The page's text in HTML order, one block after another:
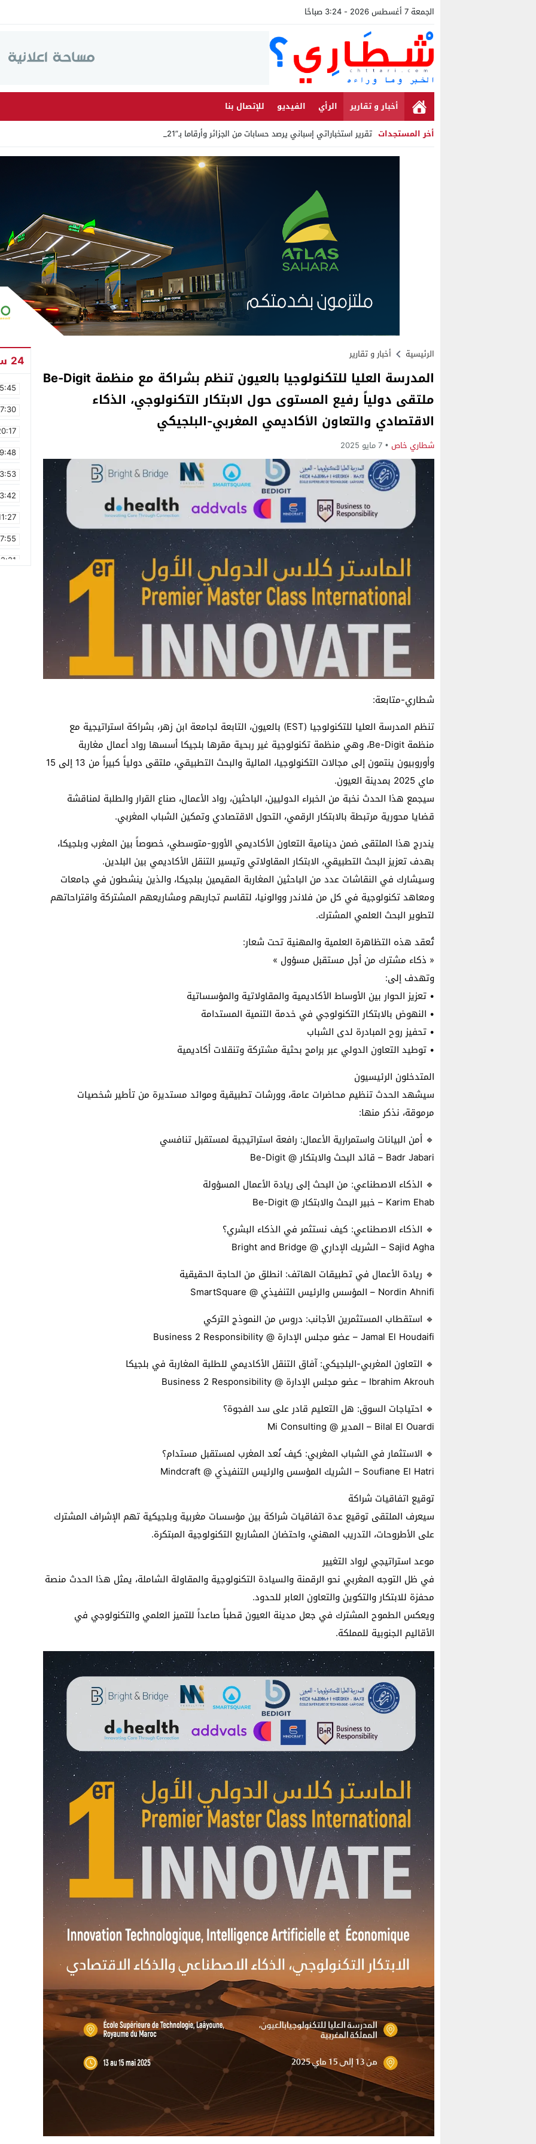
الجمعة 7 أغسطس 2026 - 3:24 صباحًا
أخبار و تقارير الرأي الفيديو
للإتصال بنا
أخر المستجدات تقرير استخباراتي إسباني يرصد حسابات من الجزائر وأرقاما بـ”213+” ضمن حملة رقم_
Stop
الرئيسية أخبار و تقارير
المدرسة العليا للتكنولوجيا بالعيون تنظم بشراكة مع منظمة Be-Digit
ملتقى دولياً رفيع المستوى حول الابتكار التكنولوجي، الذكاء
الاقتصادي والتعاون الأكاديمي المغربي-البلجيكي
شطاري خاص 7 مايو 2025
شطاري-متابعة:
تنظم المدرسة العليا للتكنولوجيا (EST) بالعيون، التابعة لجامعة ابن زهر، بشراكة استراتيجية مع
منظمة Be-Digit، وهي منظمة تكنولوجية غير ربحية مقرها بلجيكا أسسها رواد أعمال مغاربة
وأوروبيون ينتمون إلى مجالات التكنولوجيا، المالية والبحث التطبيقي، ملتقى دولياً كبيراً من 13 إلى 15
ماي 2025 بمدينة العيون.
سيجمع هذا الحدث نخبة من الخبراء الدوليين، الباحثين، رواد الأعمال، صناع القرار والطلبة لمناقشة
قضايا محورية مرتبطة بالابتكار الرقمي، التحول الاقتصادي وتمكين الشباب المغربي.
يندرج هذا الملتقى ضمن دينامية التعاون الأكاديمي الأورو-متوسطي، خصوصاً بين المغرب وبلجيكا،
بهدف تعزيز البحث التطبيقي، الابتكار المقاولاتي وتيسير التنقل الأكاديمي بين البلدين.
وسيشارك في النقاشات عدد من الباحثين المغاربة المقيمين ببلجيكا، والذين ينشطون في جامعات
ومعاهد تكنولوجية في كل من فلاندر ووالونيا، لتقاسم تجاربهم ومشاريعهم المشتركة واقتراحاتهم
لتطوير البحث العلمي المشترك.
تُعقد هذه التظاهرة العلمية والمهنية تحت شعار:
« ذكاء مشترك من أجل مستقبل مسؤول »
وتهدف إلى:
• تعزيز الحوار بين الأوساط الأكاديمية والمقاولاتية والمؤسساتية
• النهوض بالابتكار التكنولوجي في خدمة التنمية المستدامة
• تحفيز روح المبادرة لدى الشباب
• توطيد التعاون الدولي عبر برامج بحثية مشتركة وتنقلات أكاديمية
المتدخلون الرئيسيون
سيشهد الحدث تنظيم محاضرات عامة، وورشات تطبيقية وموائد مستديرة من تأطير شخصيات
مرموقة، نذكر منها:
🔹 أمن البيانات واستمرارية الأعمال: رافعة استراتيجية لمستقبل تنافسي
Badr Jabari – قائد البحث والابتكار @ Be-Digit
🔹 الذكاء الاصطناعي: من البحث إلى ريادة الأعمال المسؤولة
Karim Ehab – خبير البحث والابتكار @ Be-Digit
🔹 الذكاء الاصطناعي: كيف نستثمر في الذكاء البشري؟
Sajid Agha – الشريك الإداري @ Bright and Bridge
🔹 ريادة الأعمال في تطبيقات الهاتف: انطلق من الحاجة الحقيقية
Nordin Ahnifi – المؤسس والرئيس التنفيذي @ SmartSquare
🔹 استقطاب المستثمرين الأجانب: دروس من النموذج التركي
Jamal El Houdaifi – عضو مجلس الإدارة @ Business 2 Responsibility
🔹 التعاون المغربي-البلجيكي: آفاق التنقل الأكاديمي للطلبة المغاربة في بلجيكا
Ibrahim Akrouh – عضو مجلس الإدارة @ Business 2 Responsibility
🔹 احتياجات السوق: هل التعليم قادر على سد الفجوة؟
Bilal El Ouardi – المدير @ Mi Consulting
🔹 الاستثمار في الشباب المغربي: كيف نُعد المغرب لمستقبل مستدام؟
Soufiane El Hatri – الشريك المؤسس والرئيس التنفيذي @ Mindcraft
توقيع اتفاقيات شراكة
سيعرف الملتقى توقيع عدة اتفاقيات شراكة بين مؤسسات مغربية وبلجيكية تهم الإشراف المشترك
على الأطروحات، التدريب المهني، واحتضان المشاريع التكنولوجية المبتكرة.
موعد استراتيجي لرواد التغيير
في ظل التوجه المغربي نحو الرقمنة والسيادة التكنولوجية والمقاولة الشاملة، يمثل هذا الحدث منصة
محفزة للابتكار والتكوين والتعاون العابر للحدود.
ويعكس الطموح المشترك في جعل مدينة العيون قطباً صاعداً للتميز العلمي والتكنولوجي في
الأقاليم الجنوبية للمملكة.
24 ساعة